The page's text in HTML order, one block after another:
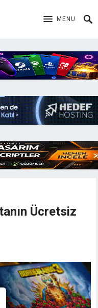
MENU
Ücretsiz